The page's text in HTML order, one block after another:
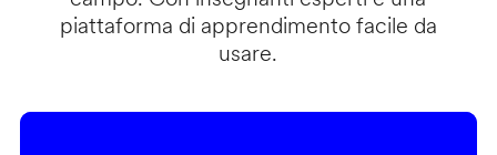
piattaforma di apprendimento facile da
usare.